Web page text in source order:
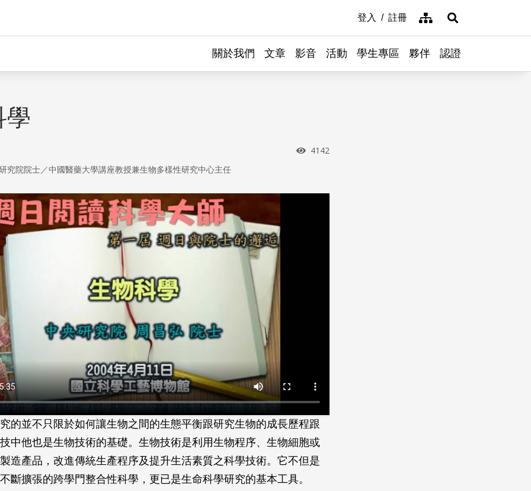
登入 註冊 網站導覽展開搜尋
關於我們 文章 影音 活動 學生專區 夥伴 認證
學
瀏覽次數
4142
究院院士／中國醫藥大學講座教授兼生物多樣性研究中心主任
的並不只限於如何讓生物之間的生態平衡跟研究生物的成長歷程跟
中他也是生物技術的基礎。生物技術是利用生物程序、生物細胞或
造產品，改進傳統生產程序及提升生活素質之科學技術。它不但是
斷擴張的跨學門整合性科學，更已是生命科學研究的基本工具。